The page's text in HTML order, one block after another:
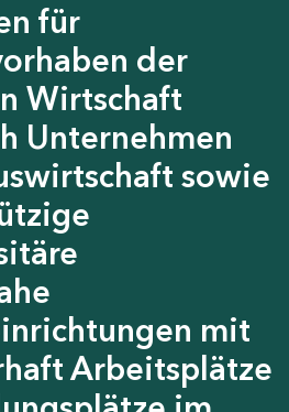
für
der
Wirtschaft
Unternehmen
sowie
mit
Arbeitsplätze